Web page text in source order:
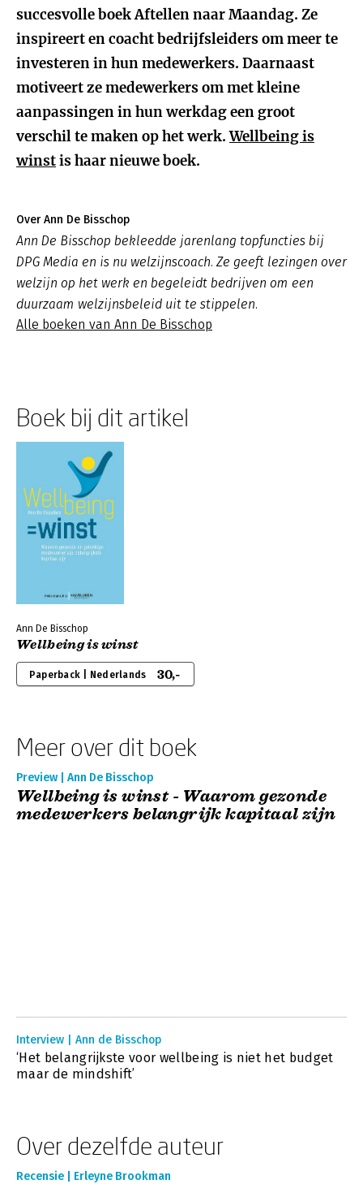
succesvolle boek Aftellen naar Maandag. Ze
inspireert en coacht bedrijfsleiders om meer te
investeren in hun medewerkers. Daarnaast
motiveert ze medewerkers om met kleine
aanpassingen in hun werkdag een groot
verschil te maken op het werk.Wellbeing is
winstis haar nieuwe boek.
Over Ann De Bisschop
Ann De Bisschop bekleedde jarenlang topfuncties bij
DPG Media en is nu welzijnscoach. Ze geeft lezingen over
welzijn op het werk en begeleidt bedrijven om een
duurzaam welzijnsbeleid uit te stippelen.
Alle boeken van Ann De Bisschop
Boek bij dit artikel
Ann De Bisschop
Wellbeing is winst
Paperback | Nederlands 30,-
Meer over dit boek
Preview | Ann De Bisschop
Wellbeing is winst - Waarom gezonde
medewerkers belangrijk kapitaal zijn
Interview | Ann de Bisschop
‘Het belangrijkste voor wellbeing is niet het budget
maar de mindshift’
Over dezelfde auteur
Recensie | Erleyne Brookman